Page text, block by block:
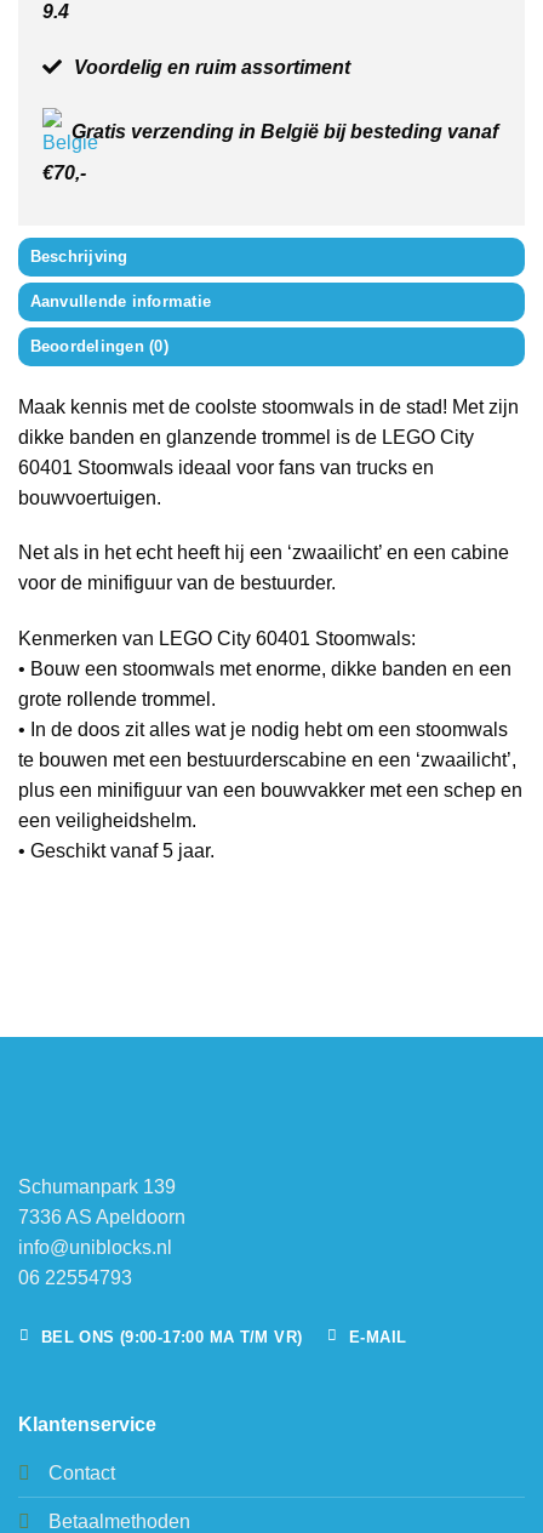
9.4
Voordelig en ruim assortiment
Gratis verzending in België bij besteding vanaf
€70,-
Beschrijving
Aanvullende informatie
Beoordelingen (0)
Maak kennis met de coolste stoomwals in de stad! Met zijn
dikke banden en glanzende trommel is de LEGO City
60401 Stoomwals ideaal voor fans van trucks en
bouwvoertuigen.
Net als in het echt heeft hij een ‘zwaailicht’ en een cabine
voor de minifiguur van de bestuurder.
Kenmerken van LEGO City 60401 Stoomwals:
• Bouw een stoomwals met enorme, dikke banden en een
grote rollende trommel.
• In de doos zit alles wat je nodig hebt om een stoomwals
te bouwen met een bestuurderscabine en een ‘zwaailicht’,
plus een minifiguur van een bouwvakker met een schep en
een veiligheidshelm.
• Geschikt vanaf 5 jaar.
Schumanpark 139
7336 AS Apeldoorn
info@uniblocks.nl
06 22554793
BEL ONS (9:00-17:00 MA T/M VR) E-MAIL
Klantenservice
Contact
Betaalmethoden